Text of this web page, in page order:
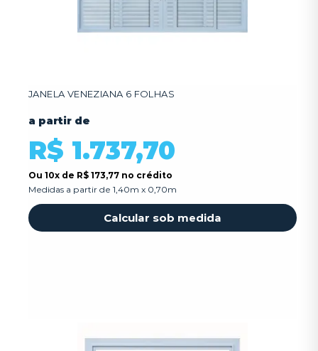
JANELA VENEZIANA 6 FOLHAS
a partir de
R$ 1.737,70
Ou 10x de R$ 173,77 no crédito
Medidas a partir de 1,40m x 0,70m
Calcular sob medida